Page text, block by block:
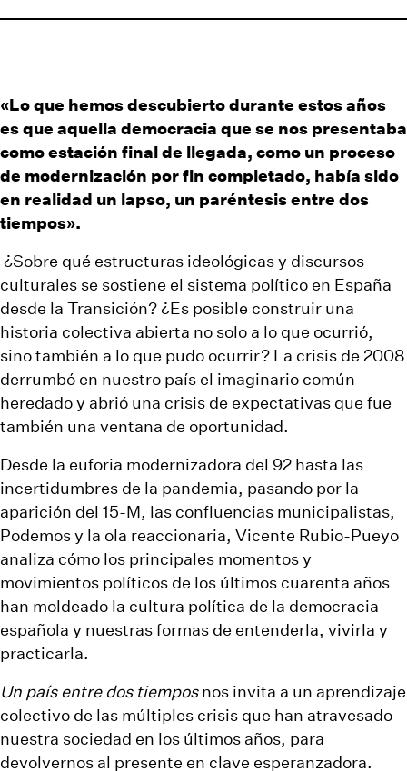
«Lo que hemos descubierto durante estos años
es que aquella democracia que se nos presentaba
como estación final de llegada, como un proceso
de modernización por fin completado, había sido
en realidad un lapso, un paréntesis entre dos
tiempos».
¿Sobre qué estructuras ideológicas y discursos
culturales se sostiene el sistema político en España
desde la Transición? ¿Es posible construir una
historia colectiva abierta no solo a lo que ocurrió,
sino también a lo que pudo ocurrir? La crisis de 2008
derrumbó en nuestro país el imaginario común
heredado y abrió una crisis de expectativas que fue
también una ventana de oportunidad.
Desde la euforia modernizadora del 92 hasta las
incertidumbres de la pandemia, pasando por la
aparición del 15-M, las confluencias municipalistas,
Podemos y la ola reaccionaria, Vicente Rubio-Pueyo
analiza cómo los principales momentos y
movimientos políticos de los últimos cuarenta años
han moldeado la cultura política de la democracia
española y nuestras formas de entenderla, vivirla y
practicarla.
Un país entre dos tiemposnos invita a un aprendizaje
colectivo de las múltiples crisis que han atravesado
nuestra sociedad en los últimos años, para
devolvernos al presente en clave esperanzadora.